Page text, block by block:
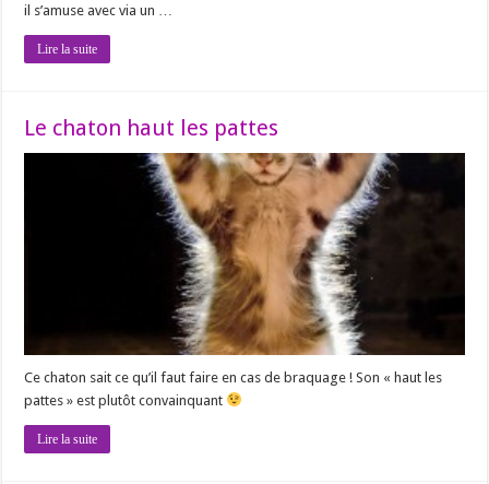
il s’amuse avec via un …
Lire la suite
Le chaton haut les pattes
Ce chaton sait ce qu’il faut faire en cas de braquage ! Son « haut les
pattes » est plutôt convainquant
Lire la suite